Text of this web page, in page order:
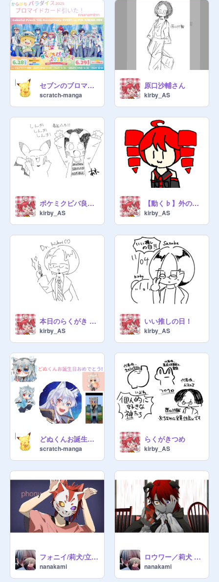
セブンのブロマイド引いた！
scratch-manga
原口沙輔さん
kirby_AS
ポケミクビバ良かったよ〜という報告
kirby_AS
【動く♭】外のヒト
kirby_AS
本日のらくがき その5
kirby_AS
いい推しの日！
kirby_AS
どぬくんお誕生日おめでとう!
scratch-manga
らくがきつめ
kirby_AS
フォニイ/莉犬/立体音響
nanakami
ロウワー／莉犬 立体音響
nanakami